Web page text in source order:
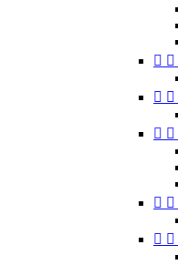
 
 
 
 
 